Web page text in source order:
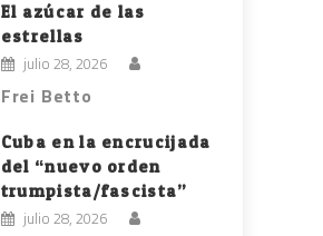
El azúcar de las
estrellas
julio 28, 2026
Frei Betto
Cuba en la encrucijada
del “nuevo orden
trumpista/fascista”
julio 28, 2026